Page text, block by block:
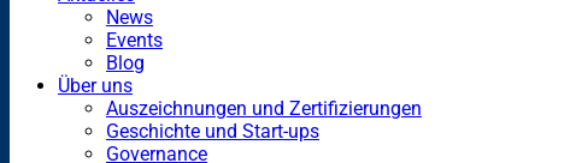
News
Events
Blog
Über uns
Auszeichnungen und Zertifizierungen
Geschichte und Start-ups
Governance